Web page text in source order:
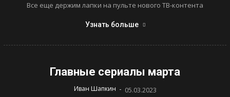
Все еще держим лапки на пульте нового ТВ-контента
Узнать больше
Главные сериалы марта
Иван Шапкин - 05.03.2023